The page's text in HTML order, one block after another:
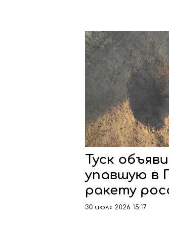
Туск
упавшую в
ракету
30 июля 2026 15:17